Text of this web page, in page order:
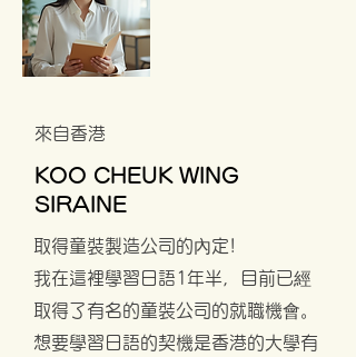
來自香港
KOO CHEUK WING
SIRAINE
取得童裝製造公司的內定!
我在這裡學習日語1年半，目前已經
取得了有名的童裝公司的就職機會。
想要學習日語的契機是香港的大學有